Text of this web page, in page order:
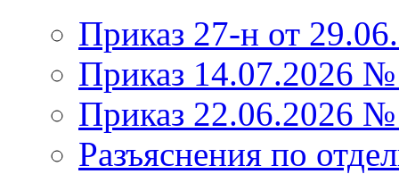
Приказ 27-н от
Приказ 14.07.2026
Приказ 22.06.2026
Разъяснения по